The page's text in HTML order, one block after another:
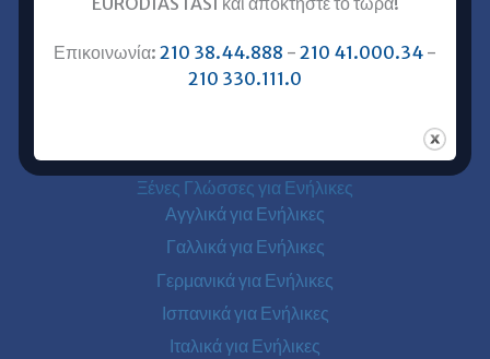
Επικοινωνία με Ευρωδιάσταση
Ευρωδιάσταση Online Μαθήματα
Ξένες Γλώσσες για Ενήλικες
Αγγλικά για Ενήλικες
Γαλλικά για Ενήλικες
Γερμανικά για Ενήλικες
Ισπανικά για Ενήλικες
Ιταλικά για Ενήλικες
Επικοινωνία: 210 38.44.888 - 210 41.000.34 -
210 330.111.0